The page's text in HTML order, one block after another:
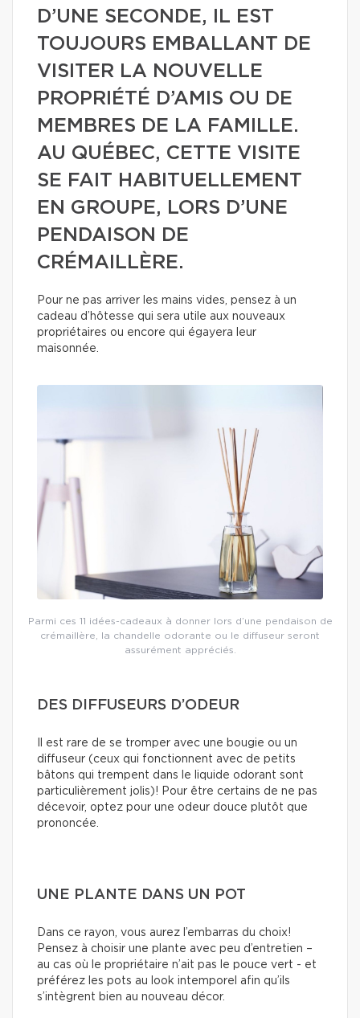
D’UNE SECONDE, IL EST
TOUJOURS EMBALLANT DE
VISITER LA NOUVELLE
PROPRIÉTÉ D’AMIS OU DE
MEMBRES DE LA FAMILLE.
AU QUÉBEC, CETTE VISITE
SE FAIT HABITUELLEMENT
EN GROUPE, LORS D’UNE
PENDAISON DE
CRÉMAILLÈRE.
Pour ne pas arriver les mains vides, pensez à un
cadeau d’hôtesse qui sera utile aux nouveaux
propriétaires ou encore qui égayera leur
maisonnée.
Parmi ces 11 idées-cadeaux à donner lors d’une pendaison de
crémaillère, la chandelle odorante ou le diffuseur seront
assurément appréciés.
DES DIFFUSEURS D’ODEUR
Il est rare de se tromper avec une bougie ou un
diffuseur (ceux qui fonctionnent avec de petits
bâtons qui trempent dans le liquide odorant sont
particulièrement jolis)! Pour être certains de ne pas
décevoir, optez pour une odeur douce plutôt que
prononcée.
UNE PLANTE DANS UN POT
Dans ce rayon, vous aurez l’embarras du choix!
Pensez à choisir une plante avec peu d’entretien –
au cas où le propriétaire n’ait pas le pouce vert - et
préférez les pots au look intemporel afin qu’ils
s’intègrent bien au nouveau décor.